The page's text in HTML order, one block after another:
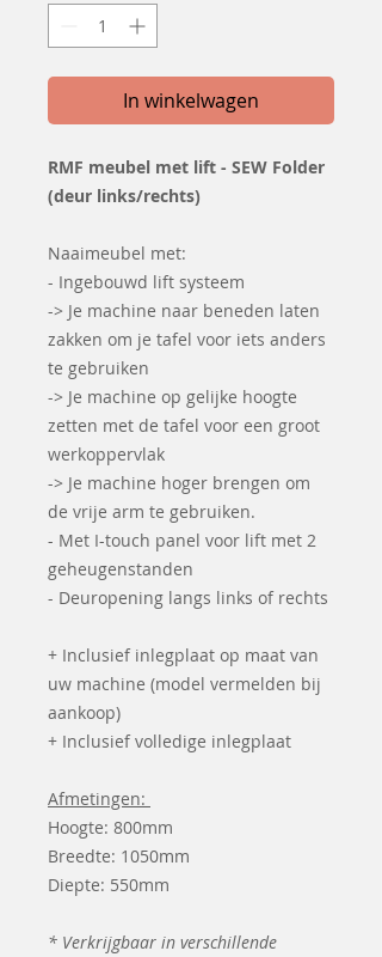
In winkelwagen
RMF meubel met lift - SEW Folder
(deur links/rechts)
Naaimeubel met:
- Ingebouwd lift systeem
-> Je machine naar beneden laten
zakken om je tafel voor iets anders
te gebruiken
-> Je machine op gelijke hoogte
zetten met de tafel voor een groot
werkoppervlak
-> Je machine hoger brengen om
de vrije arm te gebruiken.
- Met I-touch panel voor lift met 2
geheugenstanden
- Deuropening langs links of rechts
+ Inclusief inlegplaat op maat van
uw machine (model vermelden bij
aankoop)
+ Inclusief volledige inlegplaat
Afmetingen:
Hoogte: 800mm
Breedte: 1050mm
Diepte: 550mm
* Verkrijgbaar in verschillende